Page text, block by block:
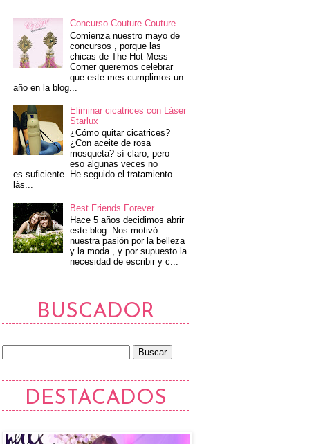
Concurso Couture Couture
Comienza nuestro mayo de
concursos , porque las
chicas de The Hot Mess
Corner queremos celebrar
que este mes cumplimos un
año en la blog...
Eliminar cicatrices con Láser
Starlux
¿Cómo quitar cicatrices?
¿Con aceite de rosa
mosqueta? sí claro, pero
eso algunas veces no
es suficiente. He seguido el tratamiento
lás...
Best Friends Forever
Hace 5 años decidimos abrir
este blog. Nos motivó
nuestra pasión por la belleza
y la moda , y por supuesto la
necesidad de escribir y c...
BUSCADOR
DESTACADOS